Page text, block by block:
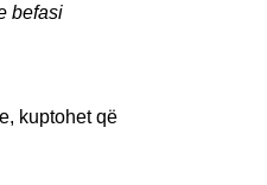
befasi
kuptohet që